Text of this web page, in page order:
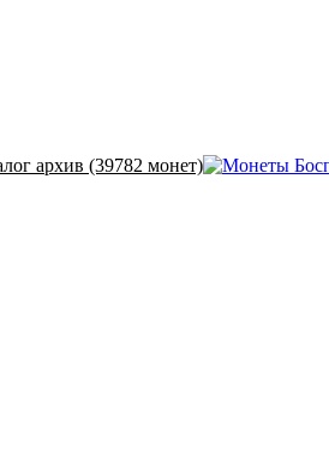
архив (39782 монет)